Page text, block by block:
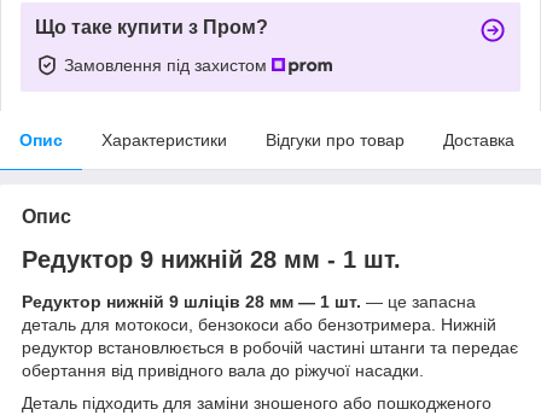
Що таке купити з Пром?
Замовлення під захистом
Опис Характеристики Відгуки про товар Доставка
Опис
Редуктор 9 нижній 28 мм - 1 шт.
Редуктор нижній 9 шліців 28 мм — 1 шт. — це запасна
деталь для мотокоси, бензокоси або бензотримера. Нижній
редуктор встановлюється в робочій частині штанги та передає
обертання від привідного вала до ріжучої насадки.
Деталь підходить для заміни зношеного або пошкодженого